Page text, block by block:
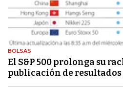
BOLSAS
El S&P 500 prolonga su
publicación de